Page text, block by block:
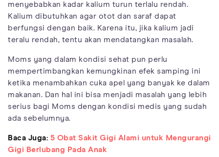
menyebabkan kadar kalium turun terlalu rendah.
Kalium dibutuhkan agar otot dan saraf dapat
berfungsi dengan baik. Karena itu, jika kalium jadi
teralu rendah, tentu akan mendatangkan masalah.
Moms yang dalam kondisi sehat pun perlu
mempertimbangkan kemungkinan efek samping ini
ketika menambahkan cuka apel yang banyak ke dalam
makanan. Dan hal ini bisa menjadi masalah yang lebih
serius bagi Moms dengan kondisi medis yang sudah
ada sebelumnya.
Baca Juga: 5 Obat Sakit Gigi Alami untuk Mengurangi
Gigi Berlubang Pada Anak